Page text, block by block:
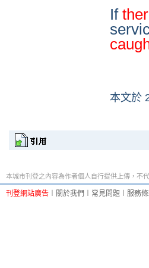
If
本文於
本城市刊登之內容為作者個人自行提供上傳，不
刊登網站廣告 關於我們 常見問題 服務